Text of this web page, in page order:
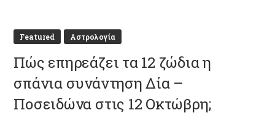
Featured Αστρολογία
Πώς επηρεάζει τα 12 ζώδια η
σπάνια συνάντηση Δία –
Ποσειδώνα στις 12 Οκτώβρη;